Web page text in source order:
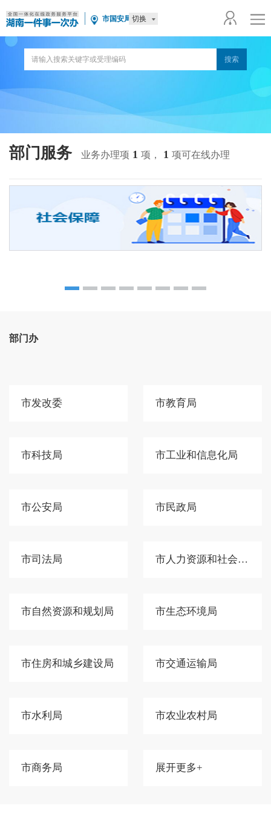
市国安局 切换
部门服务 业务办理项 1 项， 1 项可在线办理
部门办
市发改委 市教育局
市科技局 市工业和信息化局
市公安局 市民政局
市司法局 市人力资源和社会保障局
市自然资源和规划局 市生态环境局
市住房和城乡建设局 市交通运输局
市水利局 市农业农村局
市商务局 展开更多+